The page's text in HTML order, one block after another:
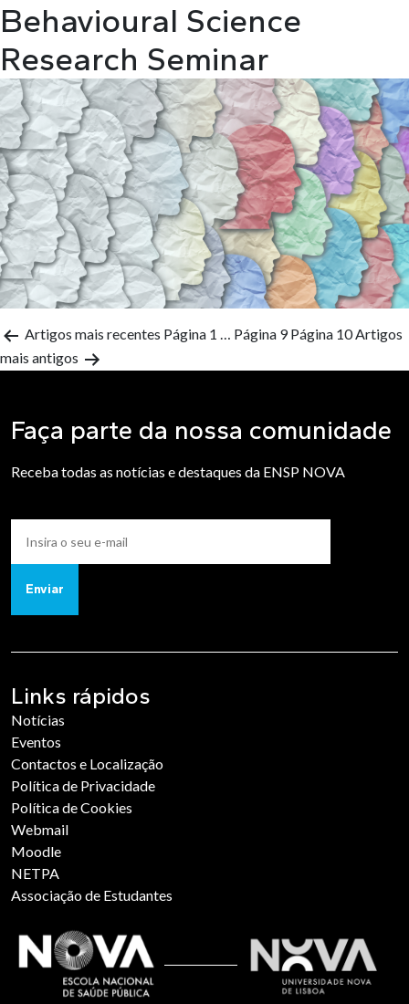
Behavioural Science
Research Seminar
Artigos mais recentes Página 1 … Página 9 Página 10Artigos
mais antigos
Faça parte da nossa comunidade
Receba todas as notícias e destaques da ENSP NOVA
Enviar
Links rápidos
Notícias
Eventos
Contactos e Localização
Política de Privacidade
Política de Cookies
Webmail
Moodle
NETPA
Associação de Estudantes